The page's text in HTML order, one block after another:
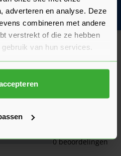
adverteren en analyse. Deze
combineren met andere
verstrekt of die ze hebben
van hun services.
1 beoordeling
0 beoordelingen